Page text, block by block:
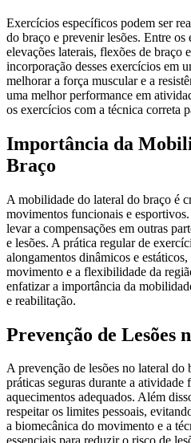
Exercícios específicos podem ser
do braço e prevenir lesões. Entre os
elevações laterais, flexões de braço
incorporação desses exercícios em
melhorar a força muscular e a
uma melhor performance em
os exercícios com a técnica correta
Importância da
Braço
A mobilidade do lateral do braço é
movimentos funcionais e
levar a compensações em outras
e lesões. A prática regular de
alongamentos dinâmicos e
movimento e a flexibilidade da
enfatizar a importância da
e reabilitação.
Prevenção de Lesões
A prevenção de lesões no lateral do
práticas seguras durante a atividade
aquecimentos adequados. Além
respeitar os limites pessoais,
a biomecânica do movimento e a